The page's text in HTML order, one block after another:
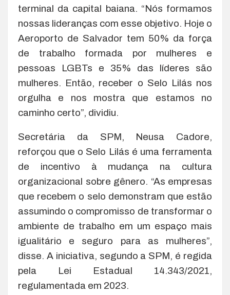
terminal da capital baiana. “Nós formamos
nossas lideranças com esse objetivo. Hoje o
Aeroporto de Salvador tem 50% da força
de trabalho formada por mulheres e
pessoas LGBTs e 35% das líderes são
mulheres. Então, receber o Selo Lilás nos
orgulha e nos mostra que estamos no
caminho certo”, dividiu.
Secretária da SPM, Neusa Cadore,
reforçou que o Selo Lilás é uma ferramenta
de incentivo à mudança na cultura
organizacional sobre gênero. “As empresas
que recebem o selo demonstram que estão
assumindo o compromisso de transformar o
ambiente de trabalho em um espaço mais
igualitário e seguro para as mulheres”,
disse. A iniciativa, segundo a SPM, é regida
pela Lei Estadual 14.343/2021,
regulamentada em 2023.